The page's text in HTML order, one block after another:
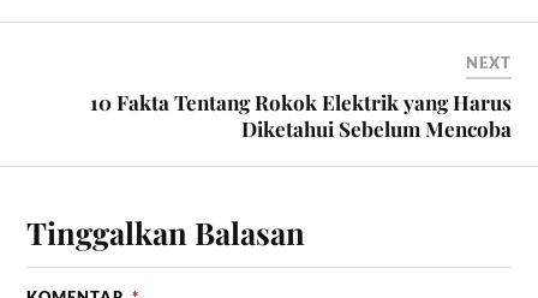
NEXT
10 Fakta Tentang Rokok Elektrik yang Harus
Diketahui Sebelum Mencoba
Tinggalkan Balasan